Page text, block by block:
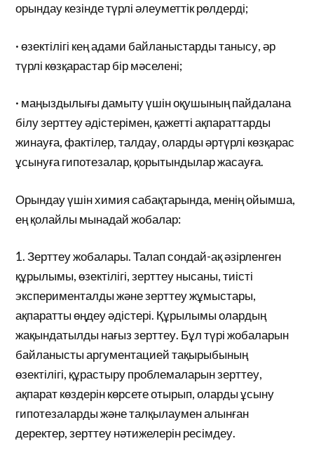
орындау кезінде түрлі әлеуметтік рөлдерді;
· өзектілігі кең адами байланыстарды танысу, әр
түрлі көзқарастар бір мәселені;
· маңыздылығы дамыту үшін оқушының пайдалана
білу зерттеу әдістерімен, қажетті ақпараттарды
жинауға, фактілер, талдау, оларды әртүрлі көзқарас
ұсынуға гипотезалар, қорытындылар жасауға.
Орындау үшін химия сабақтарында, менің ойымша,
ең қолайлы мынадай жобалар:
1. Зерттеу жобалары. Талап сондай-ақ әзірленген
құрылымы, өзектілігі, зерттеу нысаны, тиісті
эксперименталды және зерттеу жұмыстары,
ақпаратты өңдеу әдістері. Құрылымы олардың
жақындатылды нағыз зерттеу. Бұл түрі жобаларын
байланысты аргументацией тақырыбының
өзектілігі, құрастыру проблемаларын зерттеу,
ақпарат көздерін көрсете отырып, оларды ұсыну
гипотезаларды және талқылаумен алынған
деректер, зерттеу нәтижелерін ресімдеу.